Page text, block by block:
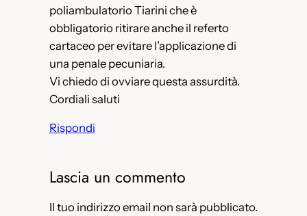
poliambulatorio Tiarini che è
obbligatorio ritirare anche il referto
cartaceo per evitare l’applicazione di
una penale pecuniaria.
Vi chiedo di ovviare questa assurdità.
Cordiali saluti
Rispondi
Lascia un commento
Il tuo indirizzo email non sarà pubblicato.